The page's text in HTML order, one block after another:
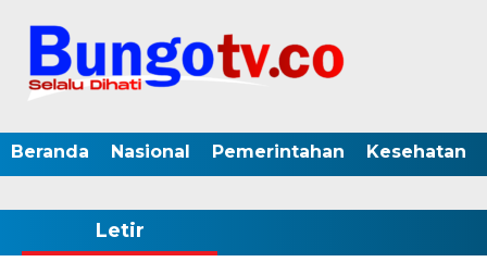
Beranda Nasional Pemerintahan Kesehatan
Letir